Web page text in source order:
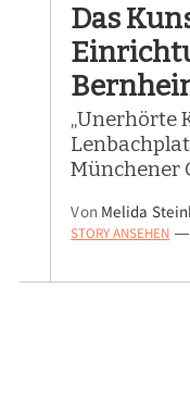
Das
„Unerhörte
Münchener
Von Melida
STORY ANSEHEN —